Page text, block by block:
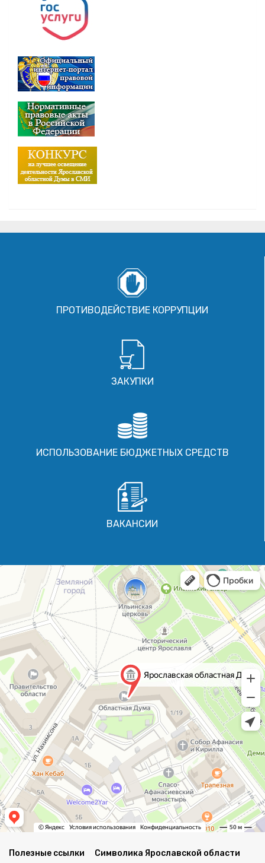
ПРОТИВОДЕЙСТВИЕ КОРРУПЦИИ
ЗАКУПКИ
ИСПОЛЬЗОВАНИЕ БЮДЖЕТНЫХ СРЕДСТВ
ВАКАНСИИ
Полезные ссылки Символика Ярославской области